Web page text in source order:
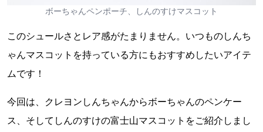
ボーちゃんペンポーチ、しんのすけマスコット
このシュールさとレア感がたまりません。いつものしんち
ゃんマスコットを持っている方にもおすすめしたいアイテ
ムです！
今回は、クレヨンしんちゃんからボーちゃんのペンケー
ス、そしてしんのすけの富士山マスコットをご紹介しまし